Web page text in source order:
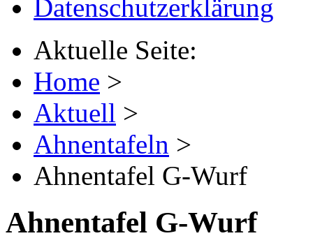
Datenschutzerklärung
Aktuelle Seite:
Home >
Aktuell >
Ahnentafeln >
Ahnentafel G-Wurf
Ahnentafel G-Wurf